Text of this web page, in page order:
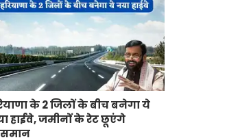
के 2 जिलों के बीच बनेगा ये
हाईवे, जमीनों के रेट छूएंगे